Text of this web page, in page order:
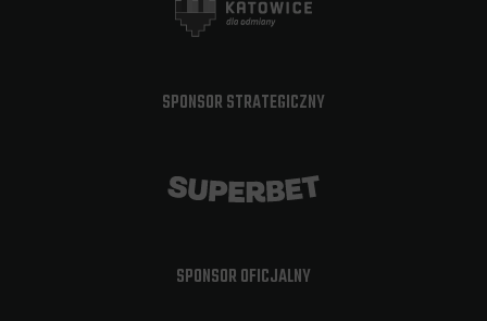
SPONSOR STRATEGICZNY
SPONSOR OFICJALNY